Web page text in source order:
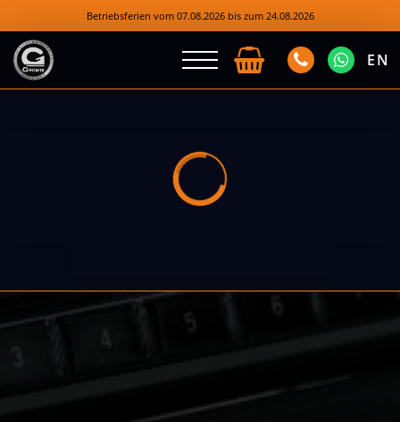
Betriebsferien vom 07.08.2026 bis zum 24.08.2026
EN